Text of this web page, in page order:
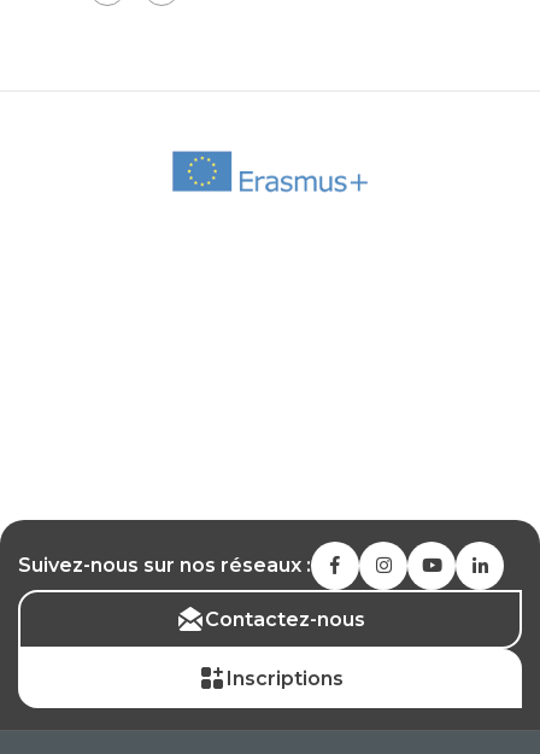
Suivez-nous sur nos réseaux :
Contactez-nous
Inscriptions